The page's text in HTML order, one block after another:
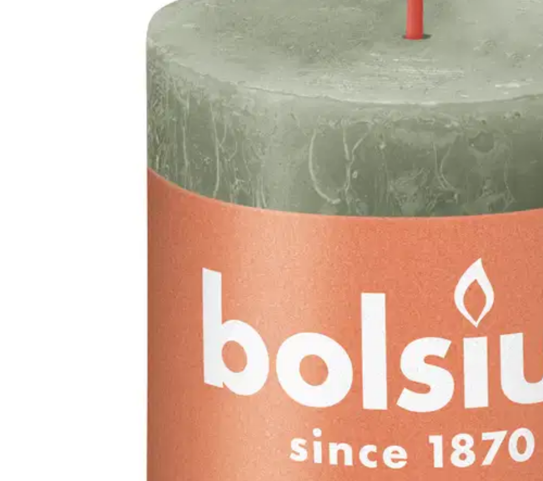
Toimitus
Ei saatavilla
Ilmainen toimitus yli 100 €:n tilauksille Postin pakettiautomaattiin tai
Etu ei koske Suuri‑lisäpalvelulla toimitettavia tuotteita.
Tee jokaisesta hetkestä erityinen. Kynttilän luonnollinen ja pehmeä valo tuo lämpöä ja tunnelmaa kotiisi. 8cm korkeat rustiikkiset
vahoista, ilman palmuöljyä: rakkaudesta ihmisiin ja maapalloon. Bolsiuksen rustiikkikynttilävalikoimassa on sesongittain jopa 23 väriä,
Niistä on helppo yhdistellä kauniita kokonaisuuksia kotiin. Myymäläkohtainen valioima vaihtelee.